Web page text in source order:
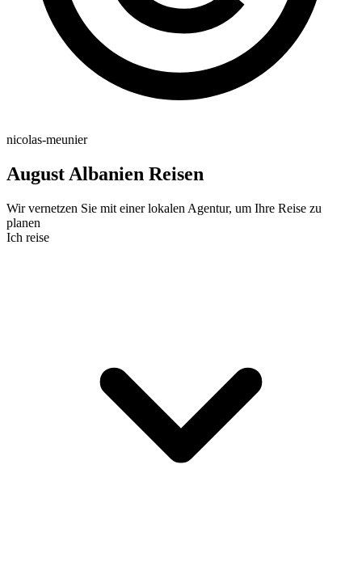
nicolas-meunier
August Albanien Reisen
Wir vernetzen Sie mit einer lokalen Agentur, um Ihre Reise zu
planen
Ich reise